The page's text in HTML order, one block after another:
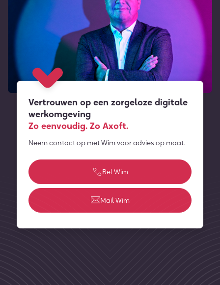
Vertrouwen op een zorgeloze digitale
werkomgeving
Zo eenvoudig. Zo Axoft.
Neem contact op met Wim voor advies op maat.
Bel Wim
Mail Wim